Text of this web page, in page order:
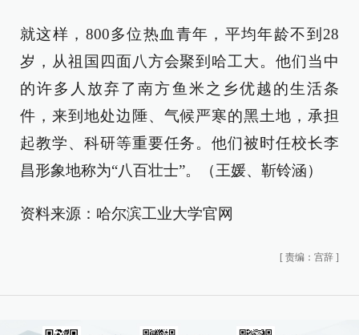
就这样，800多位热血青年，平均年龄不到28
岁，从祖国四面八方会聚到哈工大。他们当中
的许多人放弃了南方鱼米之乡优越的生活条
件，来到地处边陲、气候严寒的黑土地，承担
起教学、科研等重要任务。他们被时任校长李
昌形象地称为“八百壮士”。（王媛、靳铃涵）
资料来源：哈尔滨工业大学官网
[ 责编：宫辞 ]